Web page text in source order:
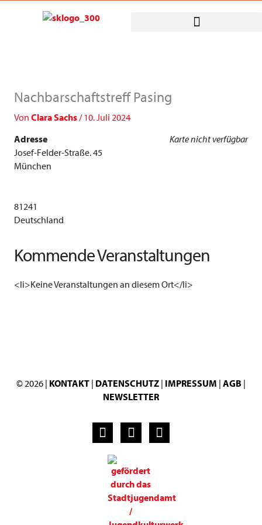
Nachbarschaftstreff Pasing
Von Clara Sachs/10. Juli 2024
Karte nicht verfügbar
Adresse
Josef-Felder-Straße. 45
München
81241
Deutschland
Kommende Veranstaltungen
<li>Keine Veranstaltungen an diesem Ort</li>
© 2026 | KONTAKT | DATENSCHUTZ | IMPRESSUM | AGB |
NEWSLETTER
F
a
c
e
o
I
n
s
a
g
r
a
Y
o
u
e